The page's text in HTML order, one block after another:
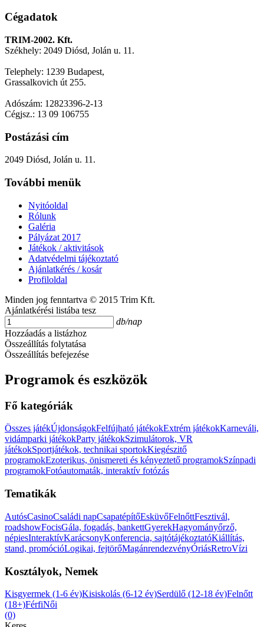
Cégadatok
TRIM-2002. Kft.
Székhely: 2049 Diósd, Jolán u. 11.
Telephely: 1239 Budapest,
Grassalkovich út 255.
Adószám: 12823396-2-13
Cégjsz.: 13 09 106755
Postázási cím
2049 Diósd, Jolán u. 11.
További menük
Nyitóoldal
Rólunk
Galéria
Pályázat 2017
Játékok / aktivitások
Adatvédelmi tájékoztató
Ajánlatkérés / kosár
Profiloldal
Minden jog fenntartva © 2015 Trim Kft.
Ajánlatkérési listába tesz
db/nap
Hozzáadás a listázhoz
Összeállítás folytatása
Összeállítás befejezése
Programok és eszközök
Fő kategóriák
Összes játékÚjdonságokFelfújható játékokExtrém játékokKarneváli,
vidámparki játékokParty játékokSzimulátorok, VR
játékokSportjátékok, technikai sportokKiegészitő
programokEzoterikus, önismereti és kényeztető programokSzínpadi
programokFotóautomaták, interaktív fotózás
Tematikák
AutósCasinoCsaládi napCsapatépítőEsküvőFelnőttFesztivál,
roadshowFocisGála, fogadás, bankettGyerekHagyományőrző,
népiesInteraktívKarácsonyKonferencia, sajtótájékoztatóKiállítás,
stand, promócióLogikai, fejtörőMagánrendezvényÓriásRetroVízi
Kosztályok, Nemek
Kisgyermek (1-6 év)Kisiskolás (6-12 év)Serdülő (12-18 év)Felnőtt
(18+)FérfiNői
(0)